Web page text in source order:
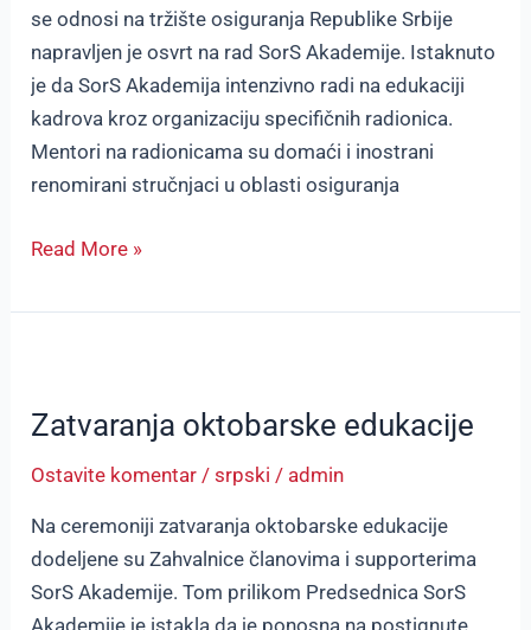
se odnosi na tržište osiguranja Republike Srbije
napravljen je osvrt na rad SorS Akademije. Istaknuto
je da SorS Akademija intenzivno radi na edukaciji
kadrova kroz organizaciju specifičnih radionica.
Mentori na radionicama su domaći i inostrani
renomirani stručnjaci u oblasti osiguranja
Read More »
Zatvaranja oktobarske edukacije
Ostavite komentar /srpski / admin
Na ceremoniji zatvaranja oktobarske edukacije
dodeljene su Zahvalnice članovima i supporterima
SorS Akademije. Tom prilikom Predsednica SorS
Akademije je istakla da je ponosna na postignute
edukacije